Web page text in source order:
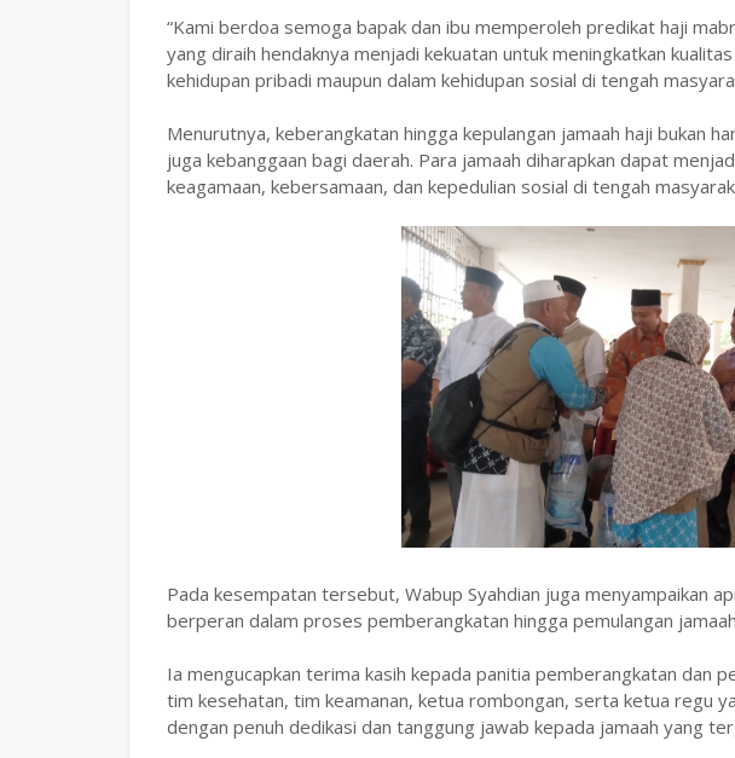
‎“Kami berdoa semoga bapak dan ibu memperoleh predikat haji
yang diraih hendaknya menjadi kekuatan untuk meningkatkan
kehidupan pribadi maupun dalam kehidupan sosial di tengah
‎Menurutnya, keberangkatan hingga kepulangan jamaah haji bukan
juga kebanggaan bagi daerah. Para jamaah diharapkan dapat
keagamaan, kebersamaan, dan kepedulian sosial di tengah
‎Pada kesempatan tersebut, Wabup Syahdian juga menyampaikan
berperan dalam proses pemberangkatan hingga pemulangan
‎Ia mengucapkan terima kasih kepada panitia pemberangkatan dan
tim kesehatan, tim keamanan, ketua rombongan, serta ketua regu
dengan penuh dedikasi dan tanggung jawab kepada jamaah yang